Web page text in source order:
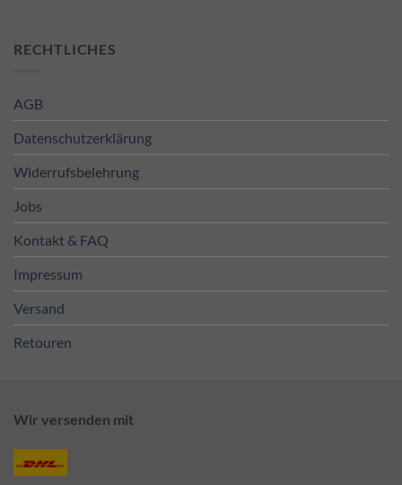
RECHTLICHES
AGB
Datenschutzerklärung
Widerrufsbelehrung
Jobs
Kontakt & FAQ
Impressum
Versand
Retouren
Wir versenden mit